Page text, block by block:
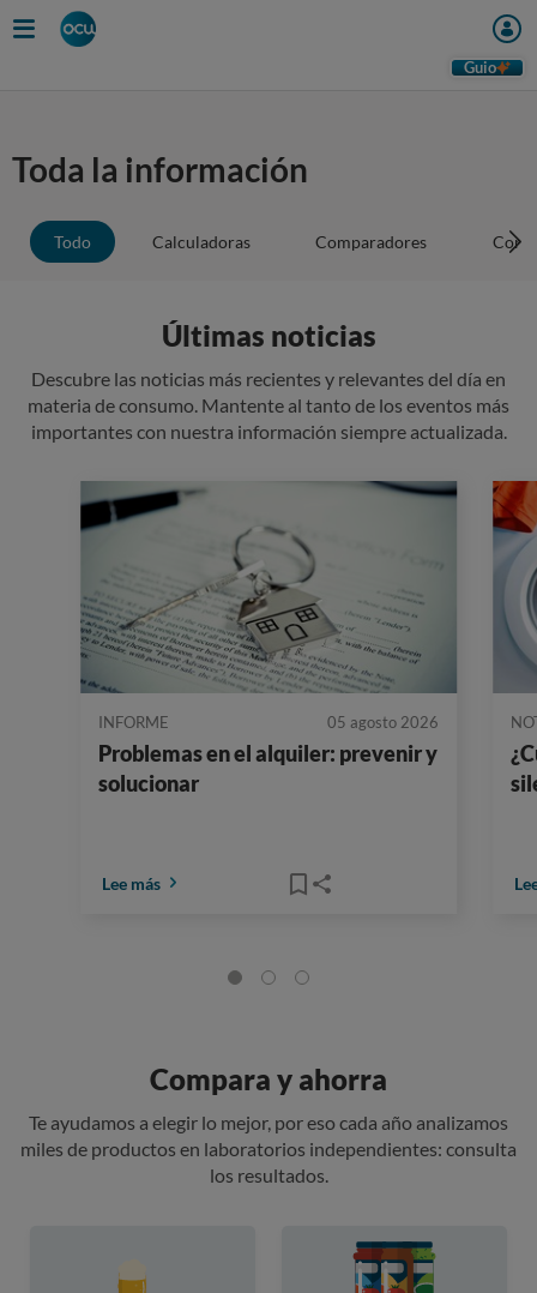
Guio
Toda la información
Todo Calculadoras Comparadores
Últimas noticias
Descubre las noticias más recientes y relevantes del día en
materia de consumo. Mantente al tanto de los eventos más
importantes con nuestra información siempre actualizada.
INFORME 05 agosto 2026
Problemas en el alquiler: prevenir y
solucionar
Lee más
Compara y ahorra
Te ayudamos a elegir lo mejor, por eso cada año analizamos
miles de productos en laboratorios independientes: consulta
los resultados.